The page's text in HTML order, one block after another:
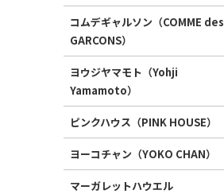
コムデギャルソン（COMME des
GARCONS）
ヨウジヤマモト（Yohji
Yamamoto）
ピンクハウス（PINK HOUSE）
ヨーコチャン（YOKO CHAN）
マーガレットハウエル